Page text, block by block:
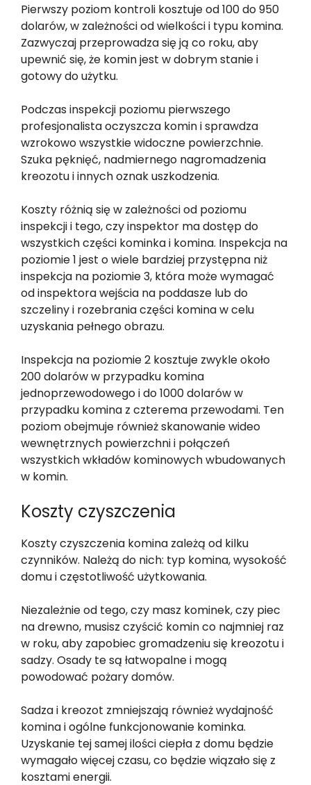
Pierwszy poziom kontroli kosztuje od 100 do 950
dolarów, w zależności od wielkości i typu komina.
Zazwyczaj przeprowadza się ją co roku, aby
upewnić się, że komin jest w dobrym stanie i
gotowy do użytku.
Podczas inspekcji poziomu pierwszego
profesjonalista oczyszcza komin i sprawdza
wzrokowo wszystkie widoczne powierzchnie.
Szuka pęknięć, nadmiernego nagromadzenia
kreozotu i innych oznak uszkodzenia.
Koszty różnią się w zależności od poziomu
inspekcji i tego, czy inspektor ma dostęp do
wszystkich części kominka i komina. Inspekcja na
poziomie 1 jest o wiele bardziej przystępna niż
inspekcja na poziomie 3, która może wymagać
od inspektora wejścia na poddasze lub do
szczeliny i rozebrania części komina w celu
uzyskania pełnego obrazu.
Inspekcja na poziomie 2 kosztuje zwykle około
200 dolarów w przypadku komina
jednoprzewodowego i do 1000 dolarów w
przypadku komina z czterema przewodami. Ten
poziom obejmuje również skanowanie wideo
wewnętrznych powierzchni i połączeń
wszystkich wkładów kominowych wbudowanych
w komin.
Koszty czyszczenia
Koszty czyszczenia komina zależą od kilku
czynników. Należą do nich: typ komina, wysokość
domu i częstotliwość użytkowania.
Niezależnie od tego, czy masz kominek, czy piec
na drewno, musisz czyścić komin co najmniej raz
w roku, aby zapobiec gromadzeniu się kreozotu i
sadzy. Osady te są łatwopalne i mogą
powodować pożary domów.
Sadza i kreozot zmniejszają również wydajność
komina i ogólne funkcjonowanie kominka.
Uzyskanie tej samej ilości ciepła z domu będzie
wymagało więcej czasu, co będzie wiązało się z
kosztami energii.